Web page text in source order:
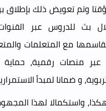
وتم تعويض ذلك بإطلاق
بث للدروس عبر
مع المتعلمات
عبر منصات رقمية، حماية
و ضمانا لمبدأ
واستكمالا لهذا